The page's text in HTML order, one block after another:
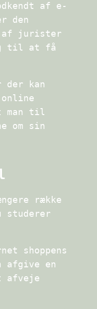
af e-
den
af jurister
til at få
kan
man til
om sin
række
studerer
shoppens
afgive en
afveje